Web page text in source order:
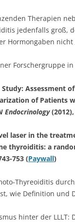
Therapien
jedenfalls groß,
Hormongaben nicht
Forschergruppe in
Assessment
of
Endocrinology(2012),
laser in the
thyroiditis: a
753 (Paywall)
Thyreoiditis
wie Definition und
hinter der LLLT: